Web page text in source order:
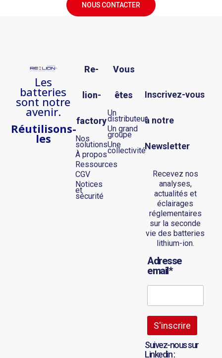
NOUS CONTACTER
Les
batteries
sont notre
avenir.
Réutilisons-
les
Re-
lion-
factory
Nos
solutions
À propos
Ressources
CGV
Notices
et
sécurité
Vous
êtes
Un
distributeur
Un grand
groupe
Une
collectivité
Inscrivez-vous
à notre
Newsletter
Recevez nos
analyses,
actualités et
éclairages
réglementaires
sur la seconde
vie des batteries
lithium-ion.
Adresse
email*
Suivez-nous sur
Linkedin :